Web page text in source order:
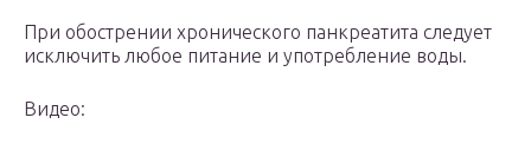
При обострении хронического панкреатита следует
исключить любое питание и употребление воды.
Видео: